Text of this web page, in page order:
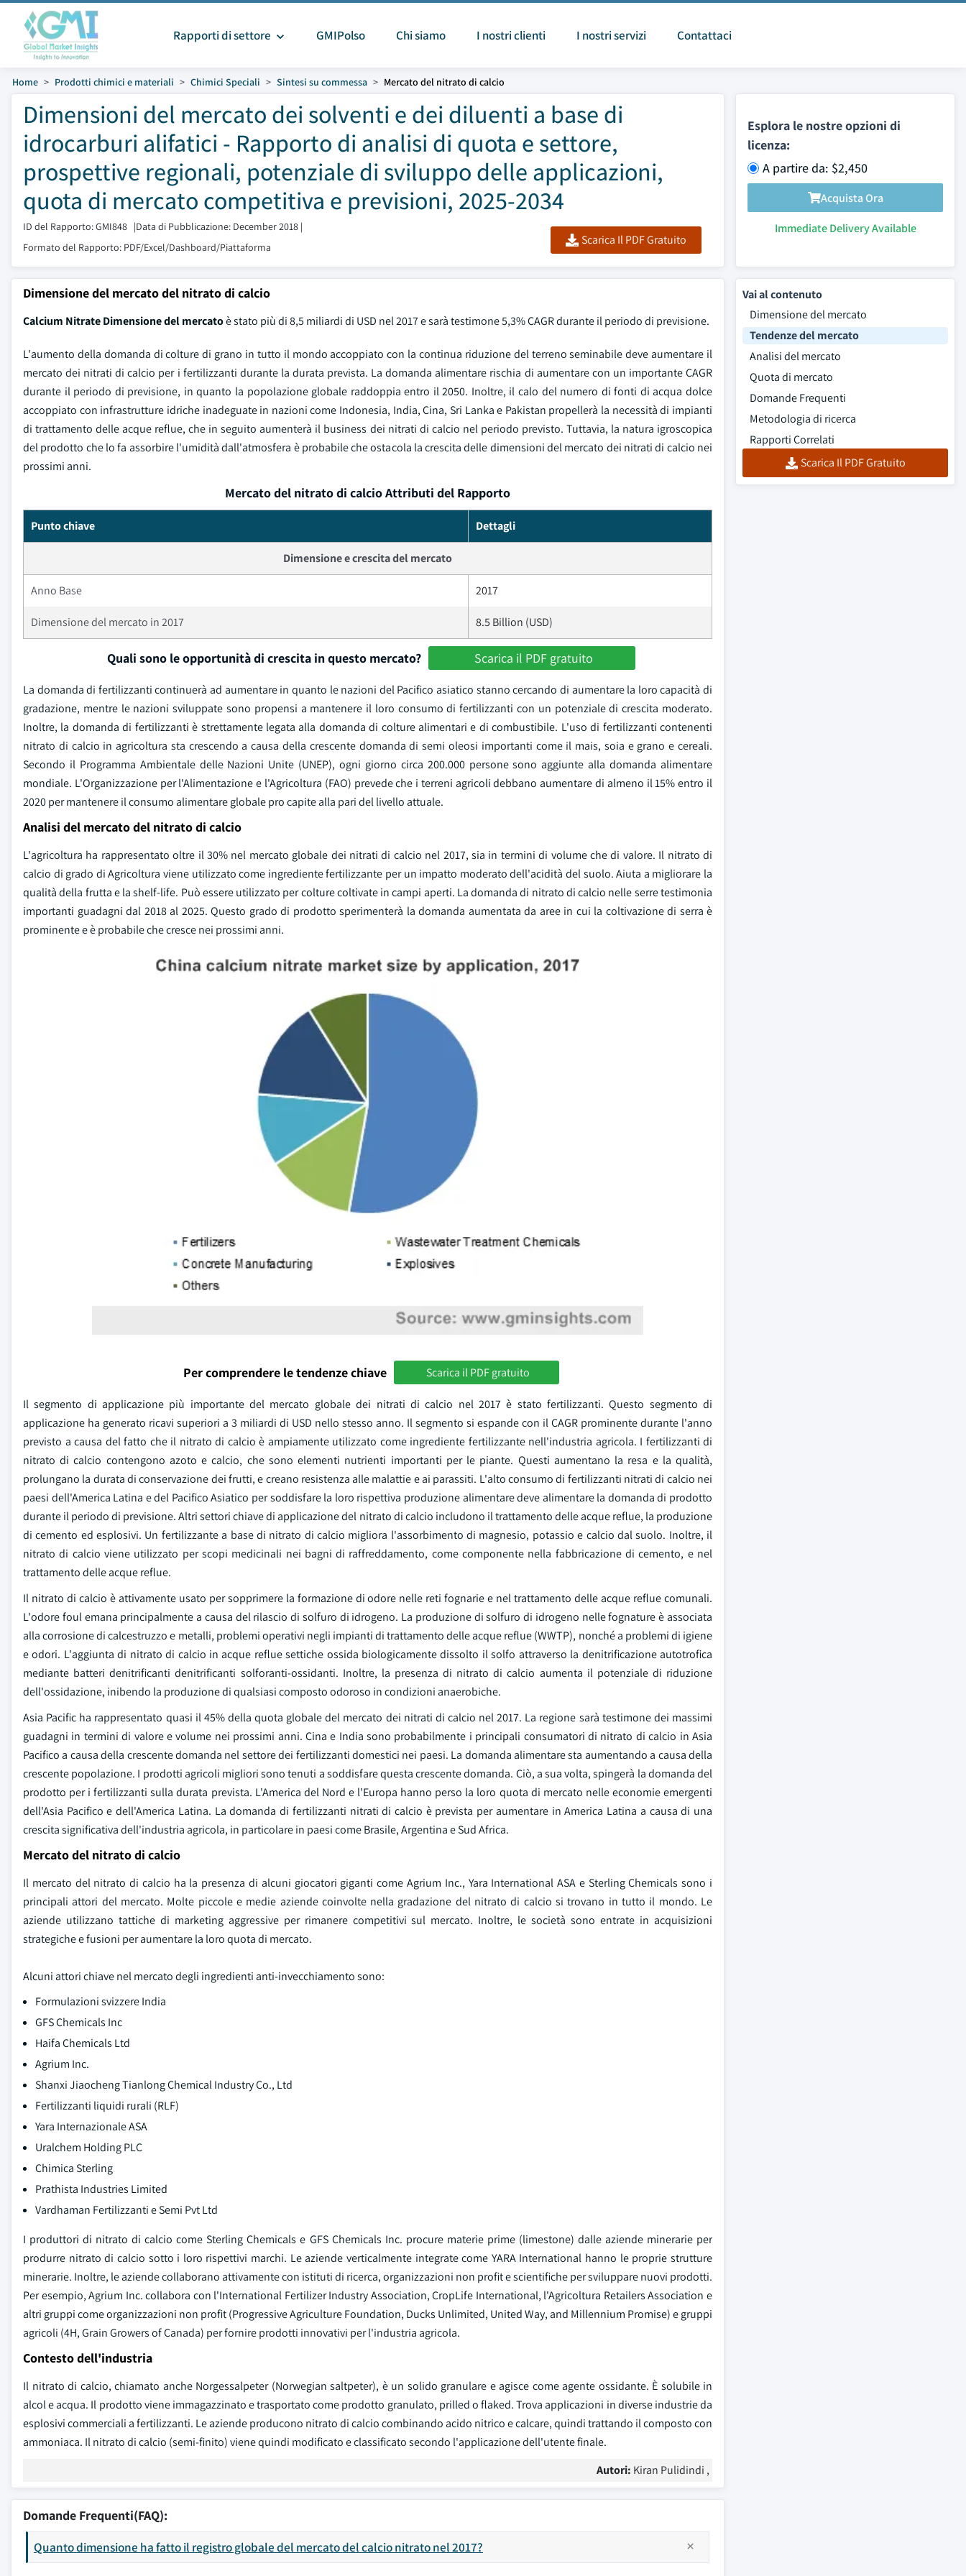
Rapporti di settore GMIPolso Chi siamo I nostri clienti I nostri servizi Contattaci
Home Prodotti chimici e materiali Chimici Speciali Sintesi su commessa Mercato del nitrato di calcio
Dimensioni del mercato dei solventi e dei diluenti a base di
idrocarburi alifatici - Rapporto di analisi di quota e settore,
prospettive regionali, potenziale di sviluppo delle applicazioni,
quota di mercato competitiva e previsioni, 2025-2034
ID del Rapporto: GMI848 |Data di Pubblicazione: December 2018 |
Formato del Rapporto: PDF/Excel/Dashboard/Piattaforma
Scarica Il PDF Gratuito
Esplora le nostre opzioni di
licenza:
A partire da: $2,450
Acquista Ora
Immediate Delivery Available
Dimensione del mercato del nitrato di calcio
Calcium Nitrate Dimensione del mercatoè stato più di 8,5 miliardi di USD nel 2017 e sarà testimone 5,3% CAGR durante il periodo di previsione.
L'aumento della domanda di colture di grano in tutto il mondo accoppiato con la continua riduzione del terreno seminabile deve aumentare il
mercato dei nitrati di calcio per i fertilizzanti durante la durata prevista. La domanda alimentare rischia di aumentare con un importante CAGR
durante il periodo di previsione, in quanto la popolazione globale raddoppia entro il 2050. Inoltre, il calo del numero di fonti di acqua dolce
accoppiato con infrastrutture idriche inadeguate in nazioni come Indonesia, India, Cina, Sri Lanka e Pakistan propellerà la necessità di impianti
di trattamento delle acque reflue, che in seguito aumenterà il business dei nitrati di calcio nel periodo previsto. Tuttavia, la natura igroscopica
del prodotto che lo fa assorbire l'umidità dall'atmosfera è probabile che ostacola la crescita delle dimensioni del mercato dei nitrati di calcio nei
prossimi anni.
Mercato del nitrato di calcio Attributi del Rapporto
Punto chiave Dettagli
Dimensione e crescita del mercato
Anno Base 2017
Dimensione del mercato in 2017 8.5 Billion (USD)
Quali sono le opportunità di crescita in questo mercato? Scarica il PDF gratuito
La domanda di fertilizzanti continuerà ad aumentare in quanto le nazioni del Pacifico asiatico stanno cercando di aumentare la loro capacità di
gradazione, mentre le nazioni sviluppate sono propensi a mantenere il loro consumo di fertilizzanti con un potenziale di crescita moderato.
Inoltre, la domanda di fertilizzanti è strettamente legata alla domanda di colture alimentari e di combustibile. L'uso di fertilizzanti contenenti
nitrato di calcio in agricoltura sta crescendo a causa della crescente domanda di semi oleosi importanti come il mais, soia e grano e cereali.
Secondo il Programma Ambientale delle Nazioni Unite (UNEP), ogni giorno circa 200.000 persone sono aggiunte alla domanda alimentare
mondiale. L'Organizzazione per l'Alimentazione e l'Agricoltura (FAO) prevede che i terreni agricoli debbano aumentare di almeno il 15% entro il
2020 per mantenere il consumo alimentare globale pro capite alla pari del livello attuale.
Analisi del mercato del nitrato di calcio
L'agricoltura ha rappresentato oltre il 30% nel mercato globale dei nitrati di calcio nel 2017, sia in termini di volume che di valore. Il nitrato di
calcio di grado di Agricoltura viene utilizzato come ingrediente fertilizzante per un impatto moderato dell'acidità del suolo. Aiuta a migliorare la
qualità della frutta e la shelf-life. Può essere utilizzato per colture coltivate in campi aperti. La domanda di nitrato di calcio nelle serre testimonia
importanti guadagni dal 2018 al 2025. Questo grado di prodotto sperimenterà la domanda aumentata da aree in cui la coltivazione di serra è
prominente e è probabile che cresce nei prossimi anni.
Per comprendere le tendenze chiave Scarica il PDF gratuito
Il segmento di applicazione più importante del mercato globale dei nitrati di calcio nel 2017 è stato fertilizzanti. Questo segmento di
applicazione ha generato ricavi superiori a 3 miliardi di USD nello stesso anno. Il segmento si espande con il CAGR prominente durante l'anno
previsto a causa del fatto che il nitrato di calcio è ampiamente utilizzato come ingrediente fertilizzante nell'industria agricola. I fertilizzanti di
nitrato di calcio contengono azoto e calcio, che sono elementi nutrienti importanti per le piante. Questi aumentano la resa e la qualità,
prolungano la durata di conservazione dei frutti, e creano resistenza alle malattie e ai parassiti. L'alto consumo di fertilizzanti nitrati di calcio nei
paesi dell'America Latina e del Pacifico Asiatico per soddisfare la loro rispettiva produzione alimentare deve alimentare la domanda di prodotto
durante il periodo di previsione. Altri settori chiave di applicazione del nitrato di calcio includono il trattamento delle acque reflue, la produzione
di cemento ed esplosivi. Un fertilizzante a base di nitrato di calcio migliora l'assorbimento di magnesio, potassio e calcio dal suolo. Inoltre, il
nitrato di calcio viene utilizzato per scopi medicinali nei bagni di raffreddamento, come componente nella fabbricazione di cemento, e nel
trattamento delle acque reflue.
Il nitrato di calcio è attivamente usato per sopprimere la formazione di odore nelle reti fognarie e nel trattamento delle acque reflue comunali.
L'odore foul emana principalmente a causa del rilascio di solfuro di idrogeno. La produzione di solfuro di idrogeno nelle fognature è associata
alla corrosione di calcestruzzo e metalli, problemi operativi negli impianti di trattamento delle acque reflue (WWTP), nonché a problemi di igiene
e odori. L'aggiunta di nitrato di calcio in acque reflue settiche ossida biologicamente dissolto il solfo attraverso la denitrificazione autotrofica
mediante batteri denitrificanti denitrificanti solforanti-ossidanti. Inoltre, la presenza di nitrato di calcio aumenta il potenziale di riduzione
dell'ossidazione, inibendo la produzione di qualsiasi composto odoroso in condizioni anaerobiche.
Asia Pacific ha rappresentato quasi il 45% della quota globale del mercato dei nitrati di calcio nel 2017. La regione sarà testimone dei massimi
guadagni in termini di valore e volume nei prossimi anni. Cina e India sono probabilmente i principali consumatori di nitrato di calcio in Asia
Pacifico a causa della crescente domanda nel settore dei fertilizzanti domestici nei paesi. La domanda alimentare sta aumentando a causa della
crescente popolazione. I prodotti agricoli migliori sono tenuti a soddisfare questa crescente domanda. Ciò, a sua volta, spingerà la domanda del
prodotto per i fertilizzanti sulla durata prevista. L'America del Nord e l'Europa hanno perso la loro quota di mercato nelle economie emergenti
dell'Asia Pacifico e dell'America Latina. La domanda di fertilizzanti nitrati di calcio è prevista per aumentare in America Latina a causa di una
crescita significativa dell'industria agricola, in particolare in paesi come Brasile, Argentina e Sud Africa.
Mercato del nitrato di calcio
Il mercato del nitrato di calcio ha la presenza di alcuni giocatori giganti come Agrium Inc., Yara International ASA e Sterling Chemicals sono i
principali attori del mercato. Molte piccole e medie aziende coinvolte nella gradazione del nitrato di calcio si trovano in tutto il mondo. Le
aziende utilizzano tattiche di marketing aggressive per rimanere competitivi sul mercato. Inoltre, le società sono entrate in acquisizioni
strategiche e fusioni per aumentare la loro quota di mercato.
Alcuni attori chiave nel mercato degli ingredienti anti-invecchiamento sono:
Formulazioni svizzere India
GFS Chemicals Inc
Haifa Chemicals Ltd
Agrium Inc.
Shanxi Jiaocheng Tianlong Chemical Industry Co., Ltd
Fertilizzanti liquidi rurali (RLF)
Yara Internazionale ASA
Uralchem Holding PLC
Chimica Sterling
Prathista Industries Limited
Vardhaman Fertilizzanti e Semi Pvt Ltd
I produttori di nitrato di calcio come Sterling Chemicals e GFS Chemicals Inc. procure materie prime (limestone) dalle aziende minerarie per
produrre nitrato di calcio sotto i loro rispettivi marchi. Le aziende verticalmente integrate come YARA International hanno le proprie strutture
minerarie. Inoltre, le aziende collaborano attivamente con istituti di ricerca, organizzazioni non profit e scientifiche per sviluppare nuovi prodotti.
Per esempio, Agrium Inc. collabora con l'International Fertilizer Industry Association, CropLife International, l'Agricoltura Retailers Association e
altri gruppi come organizzazioni non profit (Progressive Agriculture Foundation, Ducks Unlimited, United Way, and Millennium Promise) e gruppi
agricoli (4H, Grain Growers of Canada) per fornire prodotti innovativi per l'industria agricola.
Contesto dell'industria
Il nitrato di calcio, chiamato anche Norgessalpeter (Norwegian saltpeter), è un solido granulare e agisce come agente ossidante. È solubile in
alcol e acqua. Il prodotto viene immagazzinato e trasportato come prodotto granulato, prilled o flaked. Trova applicazioni in diverse industrie da
esplosivi commerciali a fertilizzanti. Le aziende producono nitrato di calcio combinando acido nitrico e calcare, quindi trattando il composto con
ammoniaca. Il nitrato di calcio (semi-finito) viene quindi modificato e classificato secondo l'applicazione dell'utente finale.
Autori: Kiran Pulidindi ,
Domande Frequenti(FAQ):
Quanto dimensione ha fatto il registro globale del mercato del calcio nitrato nel 2017?
Vai al contenuto
Dimensione del mercato
Tendenze del mercato
Analisi del mercato
Quota di mercato
Domande Frequenti
Metodologia di ricerca
Rapporti Correlati
Scarica Il PDF Gratuito